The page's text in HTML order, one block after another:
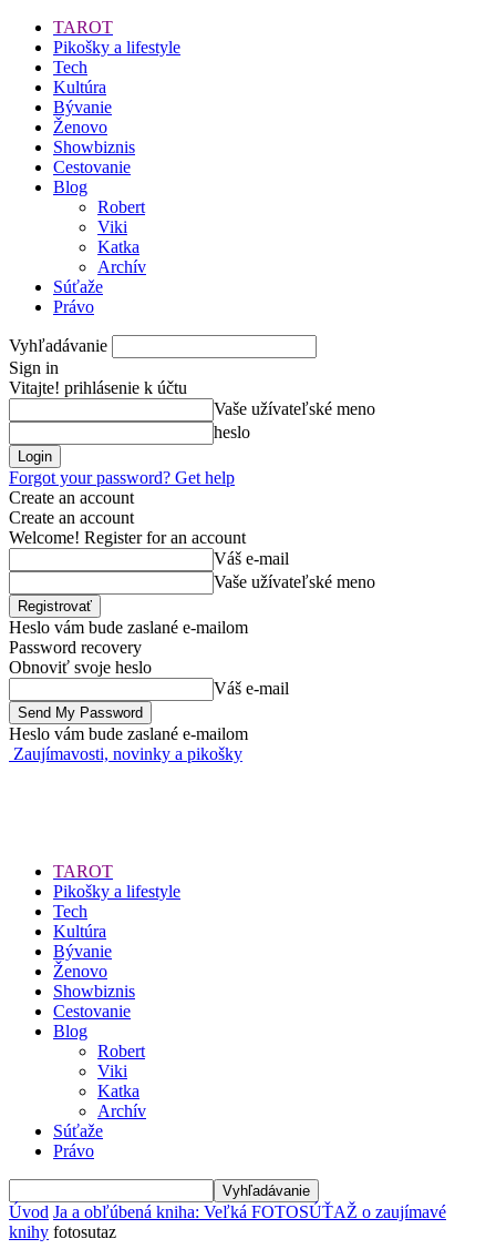
TAROT
Pikošky a lifestyle
Tech
Kultúra
Bývanie
Ženovo
Showbiznis
Cestovanie
Blog
Robert
Viki
Katka
Archív
Súťaže
Právo
Vyhľadávanie
Sign in
Vitajte! prihlásenie k účtu
Vaše užívateľské meno
heslo
Forgot your password? Get help
Create an account
Create an account
Welcome! Register for an account
Váš e-mail
Vaše užívateľské meno
Heslo vám bude zaslané e-mailom
Password recovery
Obnoviť svoje heslo
Váš e-mail
Heslo vám bude zaslané e-mailom
Zaujímavosti, novinky a pikošky
TAROT
Pikošky a lifestyle
Tech
Kultúra
Bývanie
Ženovo
Showbiznis
Cestovanie
Blog
Robert
Viki
Katka
Archív
Súťaže
Právo
Úvod Ja a obľúbená kniha: Veľká FOTOSÚŤAŽ o zaujímavé
knihy fotosutaz